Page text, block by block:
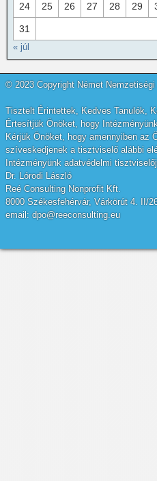
24 25 26 27 28 29
31
« júl
© 2023 Copyright Német
Tisztelt Érintettek, Kedves Tanulók,
Értesítjük Önöket, hogy
Kérjük Önöket, hogy amennyiben
szíveskedjenek a tisztviselő alábbi
Intézményünk adatvédelmi
Dr. Lórodi László
Reé Consulting Nonprofit Kft.
8000 Székesfehérvár, Várkörút 4. II/
email: dpo@reeconsulting.eu